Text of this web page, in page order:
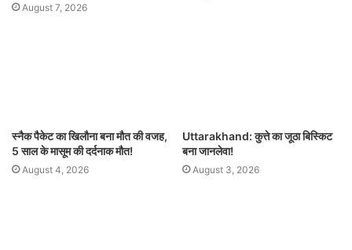
August 7, 2026
स्नैक पैकेट का खिलौना बना मौत की वजह,
5 साल के मासूम की दर्दनाक मौत!
August 4, 2026
Uttarakhand: कुत्ते का जूठा बिस्किट
बना जानलेवा!
August 3, 2026